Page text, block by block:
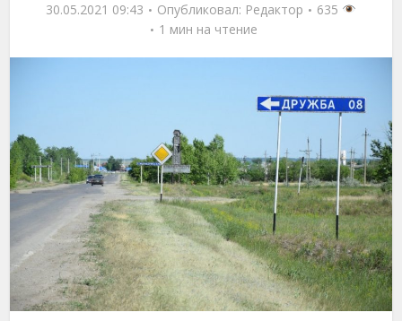
30.05.2021 09:43 Опубликовал: Редактор
635
1 мин на чтение